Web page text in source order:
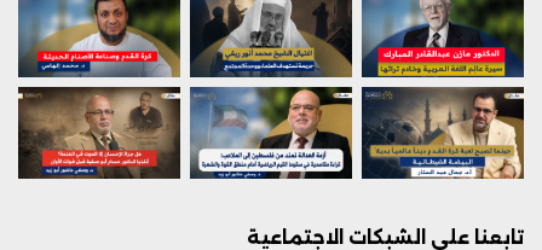
تابعنا على الشبكات الاجتماعية